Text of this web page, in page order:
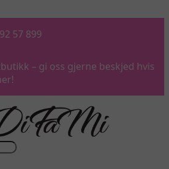
57 899
– gi oss gjerne beskjed hvis